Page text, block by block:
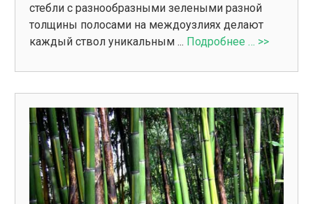
стебли с разнообразными зелеными разной
толщины полосами на междоузлиях делают
каждый ствол уникальным ... Подробнее … >>